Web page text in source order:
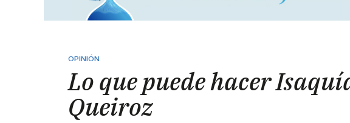
OPINIÓN
Lo que puede hacer
Queiroz